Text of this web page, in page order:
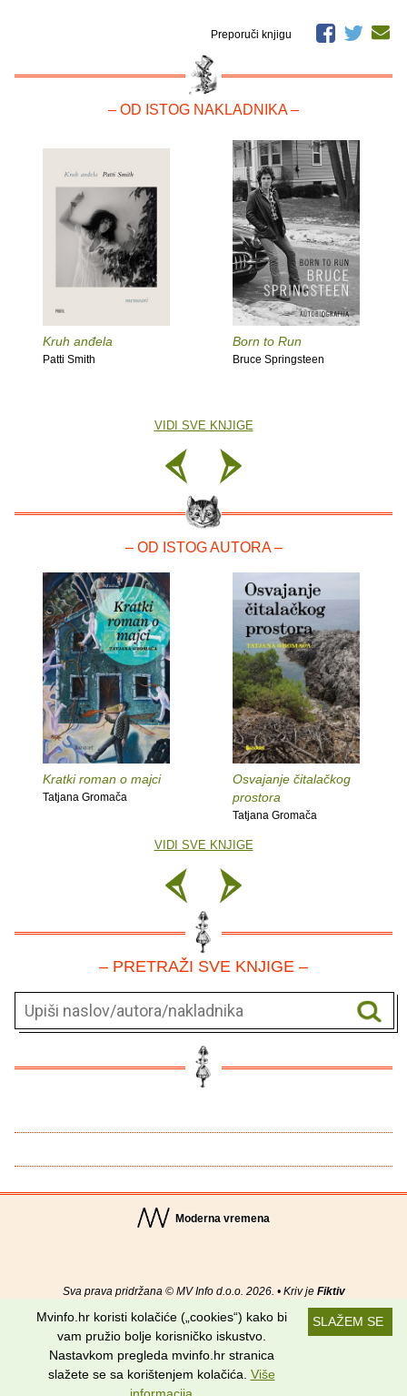
Preporuči knjigu
– OD ISTOG NAKLADNIKA –
Kruh anđela
Patti Smith
Born to Run
Bruce Springsteen
VIDI SVE KNJIGE
– OD ISTOG AUTORA –
Kratki roman o majci
Tatjana Gromača
Osvajanje čitalačkog
prostora
Tatjana Gromača
VIDI SVE KNJIGE
– PRETRAŽI SVE KNJIGE –
Moderna vremena
Sva prava pridržana © MV Info d.o.o. 2026. • Kriv je Fiktiv
O nama• Pomoć•Uvjeti korištenja•RSS kanali
Potraži nas na:
SLAŽEM SE
Mvinfo.hr koristi kolačiće („cookies“) kako bi
vam pružio bolje korisničko iskustvo.
Nastavkom pregleda mvinfo.hr stranica
slažete se sa korištenjem kolačića. Više